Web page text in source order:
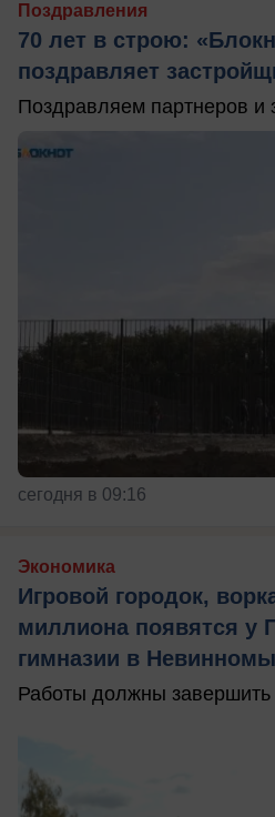
Поздравления
70 лет в строю:
поздравляет
Поздравляем партнеров и
сегодня в 09:16
Экономика
Игровой городок,
миллиона появятся у
гимназии в
Работы должны завершить